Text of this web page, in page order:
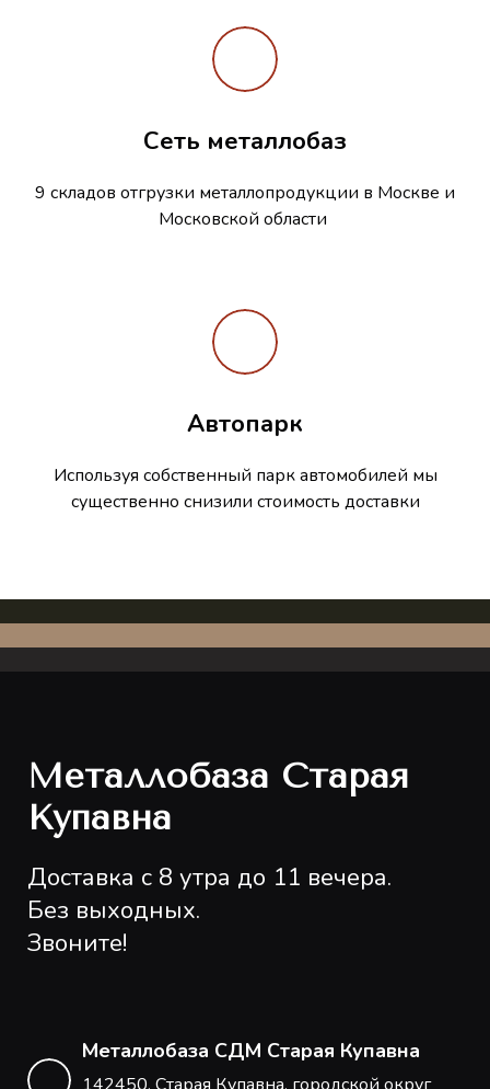
Сеть металлобаз
9 складов отгрузки металлопродукции в Москве и
Московской области
Автопарк
Используя собственный парк автомобилей мы
существенно снизили стоимость доставки
Металлобаза Старая
Купавна
Доставка с 8 утра до 11 вечера.
Без выходных.
Звоните!
Металлобаза СДМ Старая Купавна